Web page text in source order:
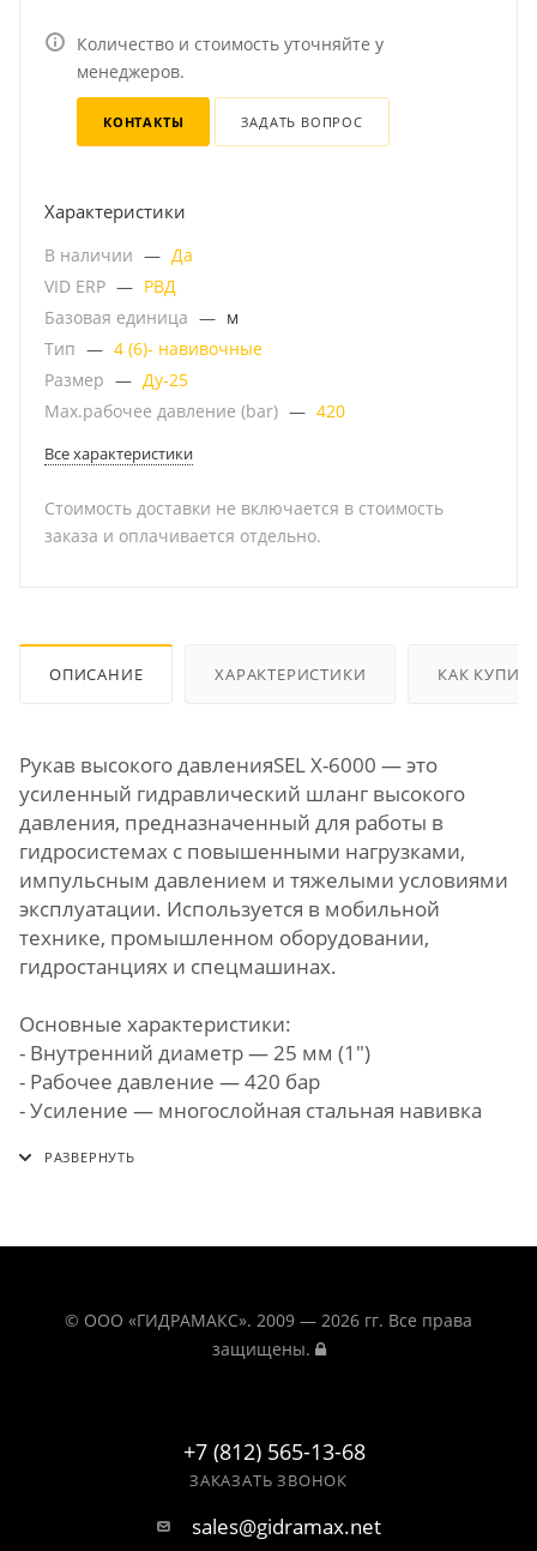
Количество и стоимость уточняйте у
менеджеров.
КОНТАКТЫ ЗАДАТЬ ВОПРОС
Характеристики
В наличии — Да
VID ERP — РВД
Базовая единица — м
Тип — 4 (6)- навивочные
Размер — Ду-25
Мах.рабочее давление (bar) — 420
Все характеристики
Стоимость доставки не включается в стоимость
заказа и оплачивается отдельно.
ОПИСАНИЕ ХАРАКТЕРИСТИКИ КАК
Рукав высокого давленияSEL X-6000 — это
усиленный гидравлический шланг высокого
давления, предназначенный для работы в
гидросистемах с повышенными нагрузками,
импульсным давлением и тяжелыми условиями
эксплуатации. Используется в мобильной
технике, промышленном оборудовании,
гидростанциях и спецмашинах.
Основные характеристики:
- Внутренний диаметр — 25 мм (1")
- Рабочее давление — 420 бар
- Усиление — многослойная стальная навивка
© ООО «ГИДРАМАКС». 2009 — 2026 гг. Все права
защищены.
+7 (812) 565-13-68
ЗАКАЗАТЬ ЗВОНОК
sales@gidramax.net